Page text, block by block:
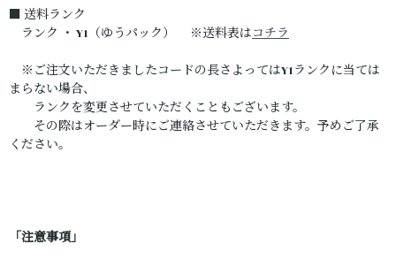
■ 送料ランク
ランク ・ Y1（ゆうパック） ※送料表はコチラ
※ご注文いただきましたコードの長さよってはY1ランクに当ては
まらない場合、
ランクを変更させていただくこともございます。
その際はオーダー時にご連絡させていただきます。予めご了承
ください。
「注意事項」